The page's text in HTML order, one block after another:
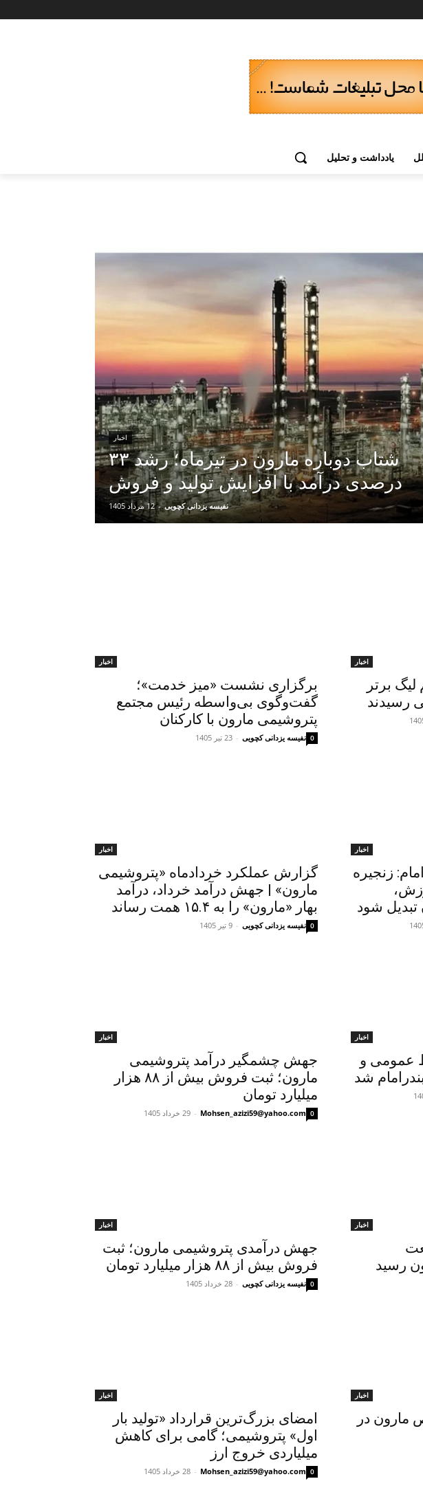
یادداشت و تحلیل
اخبار
شتاب دوباره مارون در تیرماه؛ رشد ۳۳
درصدی درآمد با افزایش تولید و فروش
نفیسه یزدانی کچویی - 12 مرداد 1405
اخبار
مقدماتی ۴ تیم لیگ برتر
رسیدند
اخبار
برگزاری نشست «میز خدمت»؛
گفت‌وگوی بی‌واسطه رئیس مجتمع
پتروشیمی مارون با کارکنان
نفیسه یزدانی کچویی - 23 تیر 1405 0
اخبار
زنجیره
تبدیل شود
اخبار
گزارش عملکرد خردادماه «پتروشیمی
مارون» | جهش درآمد خرداد، درآمد
بهار «مارون» را به ۱۵.۴ همت رساند
نفیسه یزدانی کچویی - 9 تیر 1405 0
اخبار
عمومی و
شد
اخبار
جهش چشمگیر درآمد پتروشیمی
مارون؛ ثبت فروش بیش از ۸۸ هزار
میلیارد تومان
Mohsen_azizi59@yahoo.com
- 29 خرداد 1405 0
اخبار
رسید
اخبار
جهش درآمدی پتروشیمی مارون؛ ثبت
فروش بیش از ۸۸ هزار میلیارد تومان
نفیسه یزدانی کچویی - 28 خرداد 1405 0
اخبار
مارون در
اخبار
امضای بزرگ‌ترین قرارداد «تولید بار
اول» پتروشیمی؛ گامی برای کاهش
میلیاردی خروج ارز
Mohsen_azizi59@yahoo.com
- 28 خرداد 1405 0